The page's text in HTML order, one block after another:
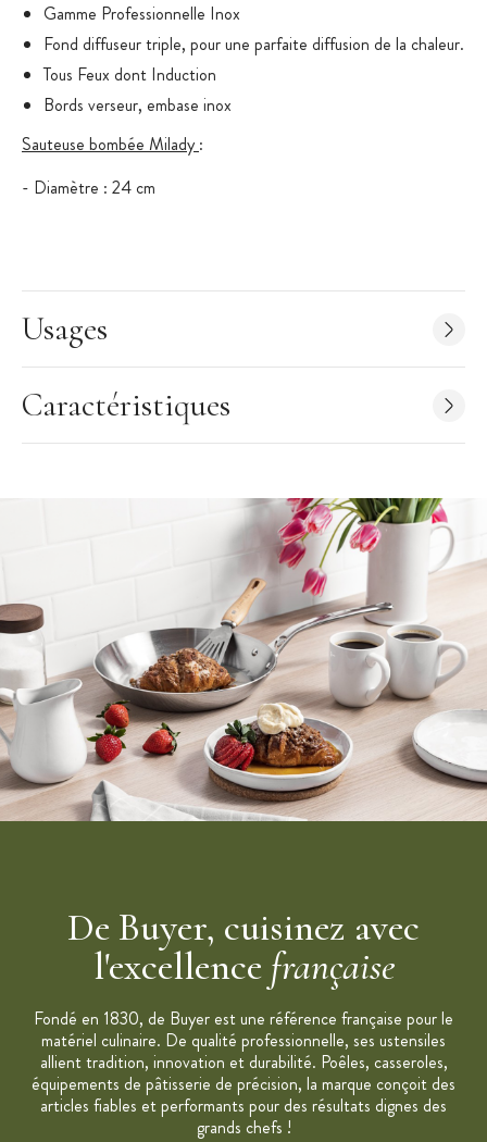
Gamme Professionnelle Inox
Fond diffuseur triple, pour une parfaite diffusion de la chaleur.
Tous Feux dont Induction
Bords verseur, embase inox
Sauteuse bombée Milady :
- Diamètre : 24 cm
séparément.
Usages
Caractéristiques
De Buyer, cuisinez avec
l'excellence française
Fondé en 1830, de Buyer est une référence française pour le
matériel culinaire. De qualité professionnelle, ses ustensiles
allient tradition, innovation et durabilité. Poêles, casseroles,
équipements de pâtisserie de précision, la marque conçoit des
articles fiables et performants pour des résultats dignes des
grands chefs !